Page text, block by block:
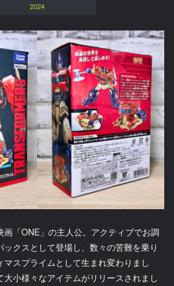
2024
画「ONE」の主人公。アクティブでお調
クスとして登場し、数々の苦難を乗り
マスプライムとして生まれ変わりまし
大小様々なアイテムがリリースされまし